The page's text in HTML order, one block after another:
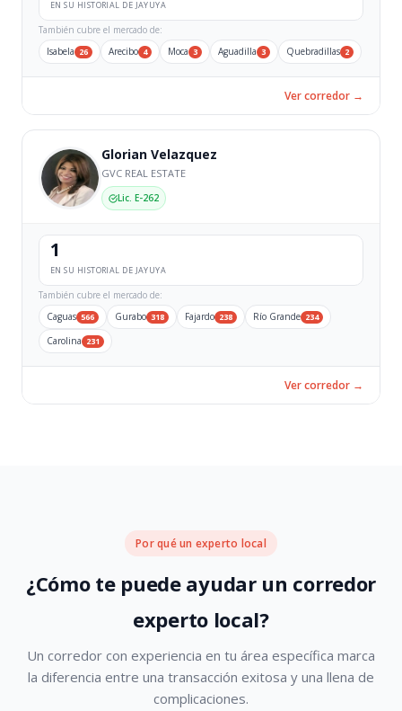
EN SU HISTORIAL DE JAYUYA
También cubre el mercado de:
Isabela 26 Arecibo 4 Moca 3 Aguadilla 3 Quebradillas 2
Ver corredor →
Glorian Velazquez
GVC REAL ESTATE
Lic. E-262
1
EN SU HISTORIAL DE JAYUYA
También cubre el mercado de:
Caguas 566 Gurabo 318 Fajardo 238 Río Grande 234
Carolina 231
Ver corredor →
Por qué un experto local
¿Cómo te puede ayudar un corredor
experto local?
Un corredor con experiencia en tu área específica marca
la diferencia entre una transacción exitosa y una llena de
complicaciones.